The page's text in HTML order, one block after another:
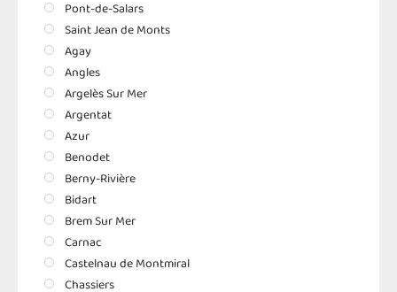
Pont-de-Salars
Saint Jean de Monts
Agay
Angles
Argelès Sur Mer
Argentat
Azur
Benodet
Berny-Rivière
Bidart
Brem Sur Mer
Carnac
Castelnau de Montmiral
Chassiers